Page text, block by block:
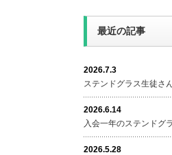
最近の記事
2026.7.3
ステンドグラス生徒さ
2026.6.14
入会一年のステンドグ
2026.5.28